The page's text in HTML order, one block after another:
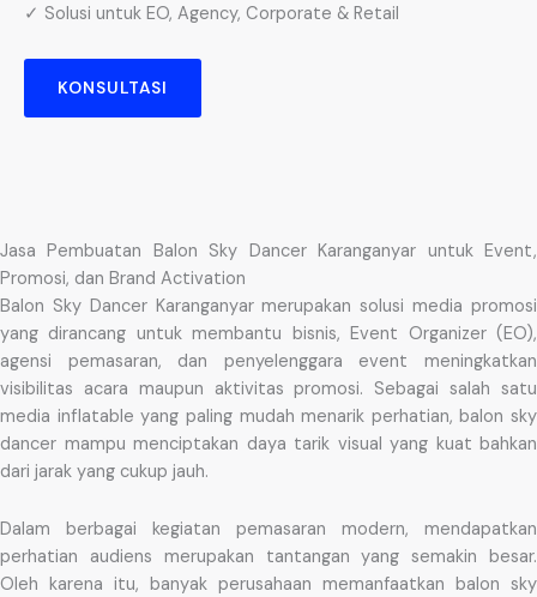
✓ Solusi untuk EO, Agency, Corporate & Retail
KONSULTASI
Jasa Pembuatan Balon Sky Dancer Karanganyar untuk Event,
Promosi, dan Brand Activation
Balon Sky Dancer Karanganyar merupakan solusi media promosi
yang dirancang untuk membantu bisnis, Event Organizer (EO),
agensi pemasaran, dan penyelenggara event meningkatkan
visibilitas acara maupun aktivitas promosi. Sebagai salah satu
media inflatable yang paling mudah menarik perhatian, balon sky
dancer mampu menciptakan daya tarik visual yang kuat bahkan
dari jarak yang cukup jauh.
Dalam berbagai kegiatan pemasaran modern, mendapatkan
perhatian audiens merupakan tantangan yang semakin besar.
Oleh karena itu, banyak perusahaan memanfaatkan balon sky